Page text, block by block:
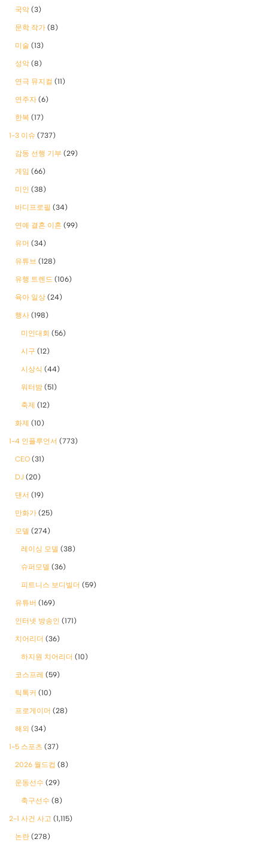
국악 (3)
문학 작가 (8)
미술 (13)
성악 (8)
연극 뮤지컬 (11)
연주자 (6)
한복 (17)
1-3 이슈 (737)
감동 선행 기부 (29)
게임 (66)
미인 (38)
바디프로필 (34)
연예 결혼 이혼 (99)
유머 (34)
유튜브 (128)
유행 트렌드 (106)
육아 일상 (24)
행사 (198)
미인대회 (56)
시구 (12)
시상식 (44)
워터밤 (51)
축제 (12)
화제 (10)
1-4 인플루언서 (773)
CEO (31)
DJ (20)
댄서 (19)
만화가 (25)
모델 (274)
레이싱 모델 (38)
슈퍼모델 (36)
피트니스 보디빌더 (59)
유튜버 (169)
인터넷 방송인 (171)
치어리더 (36)
하지원 치어리더 (10)
코스프레 (59)
틱톡커 (10)
프로게이머 (28)
해외 (34)
1-5 스포츠 (37)
2026 월드컵 (8)
운동선수 (29)
축구선수 (8)
2-1 사건 사고 (1,115)
논란 (278)